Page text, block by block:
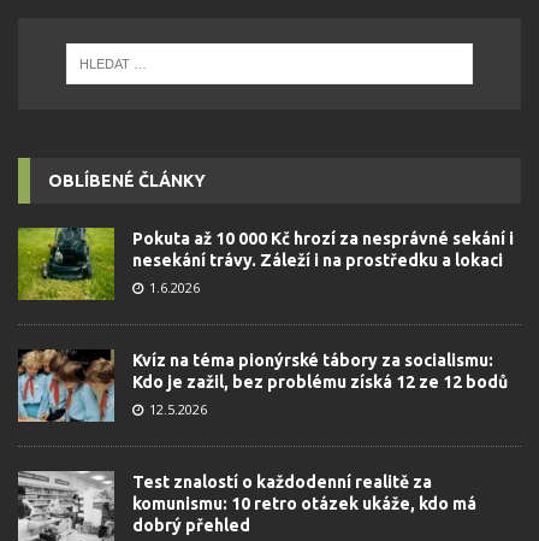
OBLÍBENÉ ČLÁNKY
Pokuta až 10 000 Kč hrozí za nesprávné sekání i
nesekání trávy. Záleží i na prostředku a lokaci
1.6.2026
Kvíz na téma pionýrské tábory za socialismu:
Kdo je zažil, bez problému získá 12 ze 12 bodů
12.5.2026
Test znalostí o každodenní realitě za
komunismu: 10 retro otázek ukáže, kdo má
dobrý přehled